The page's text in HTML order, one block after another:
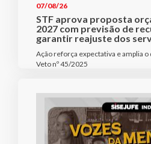
07/08/26
STF aprova proposta
2027 com previsão de
garantir reajuste dos
Ação reforça expectativa e amplia
Veto nº 45/2025